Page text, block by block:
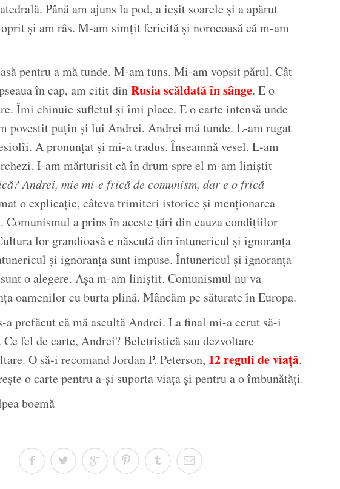
Până am ajuns la pod, a ieșit soarele și a apărut
și am râs. M-am simțit fericită și norocoasă că m-am
pentru a mă tunde. M-am tuns. Mi-am vopsit părul. Cât
în cap, am citit dinRusia scăldată în sânge. E o
Îmi chinuie sufletul și îmi place. E o carte intensă unde
povestit puțin și lui Andrei. Andrei mă tunde. L-am rugat
A pronunțat și mi-a tradus. Înseamnă vesel. L-am
I-am mărturisit că în drum spre el m-am liniștit
Andrei, mie mi-e frică de comunism, dar e o frică
o explicație, câteva trimiteri istorice și menționarea
Comunismul a prins în aceste țări din cauza condițiilor
lor grandioasă e născută din întunericul și ignoranța
și ignoranța sunt impuse. Întunericul și ignoranța
o alegere. Așa m-am liniștit. Comunismul nu va
oamenilor cu burta plină. Mâncăm pe săturate în Europa.
a prefăcut că mă ascultă Andrei. La final mi-a cerut să-i
Ce fel de carte, Andrei? Beletristică sau dezvoltare
O să-i recomand Jordan P. Peterson, 12 reguli de viață.
o carte pentru a-și suporta viața și pentru a o îmbunătăți.
boemă